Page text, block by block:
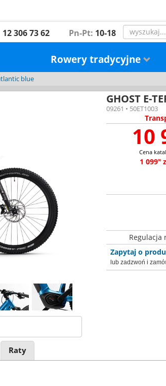
12 306 73 62 Pn-Pt: 10-18
Rowery tradycyjne
blue
GHOST E-
09261 • 50ET1003
10
Cena
1 09990
Regulacja
Zapytaj o
lub zadzwoń i
Raty